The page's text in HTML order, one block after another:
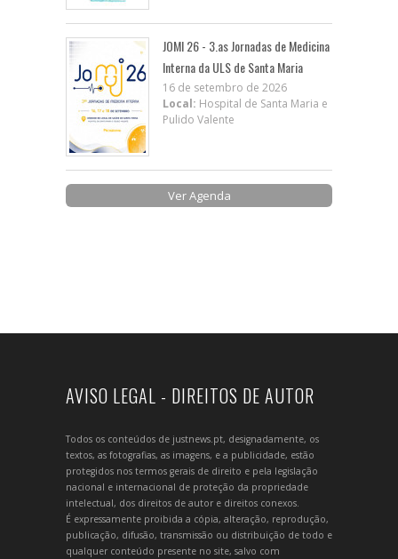
JOMI 26 - 3.as Jornadas de Medicina
Interna da ULS de Santa Maria
16 de setembro de 2026
Local: Hospital de Santa Maria e
Pulido Valente
Ver Agenda
AVISO LEGAL - DIREITOS DE AUTOR
Todos os conteúdos de justnews.pt, designadamente, os
textos, as fotografias, as imagens, e a publicidade, estão
protegidos nos termos gerais de direito e pela legislação
nacional e internacional de proteção da propriedade
intelectual, dos direitos de autor e direitos conexos.
É expressamente proibida a cópia, alteração, reprodução,
publicação, difusão, transmissão ou distribuição de todo e
qualquer conteúdo presente no site, salvo com